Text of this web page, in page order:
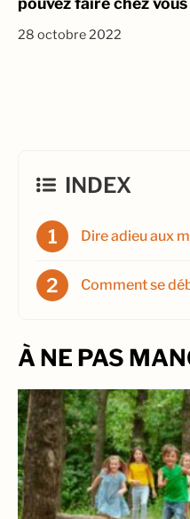
28 octobre 2022
INDEX
Dire adieu aux
Comment se
À NE PAS